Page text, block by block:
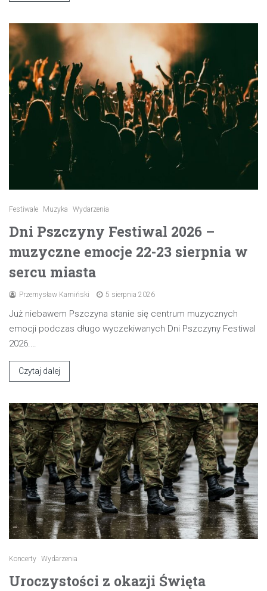
Festiwale Muzyka Wydarzenia
Dni Pszczyny Festiwal 2026 –
muzyczne emocje 22-23 sierpnia w
sercu miasta
Przemysław Kamiński 5 sierpnia 2026
Już niebawem Pszczyna stanie się centrum muzycznych
emocji podczas długo wyczekiwanych Dni Pszczyny Festiwal
2026.…
Czytaj dalej
Koncerty Wydarzenia
Uroczystości z okazji Święta